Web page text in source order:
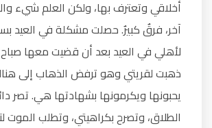
أخلاقي وتعترف بها، ولكن العلم شيء
آخر، فرقٌ كبيرٌ. حصلت مشكلة في العيد
لأهلي في العيد بعد أن قضيت معها صباح
ذهبت لقريتي وهو ترفض الذهاب إلى
يحبونها ويكرمونها بشهادتها هي. تصر
الطلاق، وتصرح بكراهيتي، وتطلب الموت